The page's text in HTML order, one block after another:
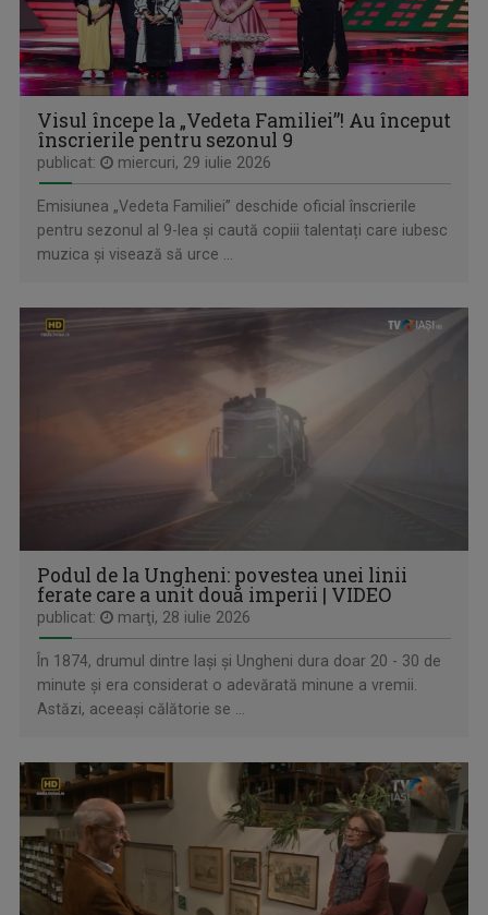
VEDERE CU OLTENI
TOȚI ÎMPREUNĂ
Luni-vineri, ora 11:00
MONOCROM
Visul începe la „Vedeta Familiei”! Au început
înscrierile pentru sezonul 9
publicat: miercuri, 29 iulie 2026
Emisiunea „Vedeta Familiei” deschide oficial înscrierile
pentru sezonul al 9-lea și caută copiii talentați care iubesc
muzica și visează să urce ...
Podul de la Ungheni: povestea unei linii
ferate care a unit două imperii | VIDEO
publicat: marţi, 28 iulie 2026
În 1874, drumul dintre Iași și Ungheni dura doar 20 - 30 de
minute și era considerat o adevărată minune a vremii.
Astăzi, aceeași călătorie se ...